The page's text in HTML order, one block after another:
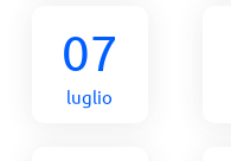
07
luglio